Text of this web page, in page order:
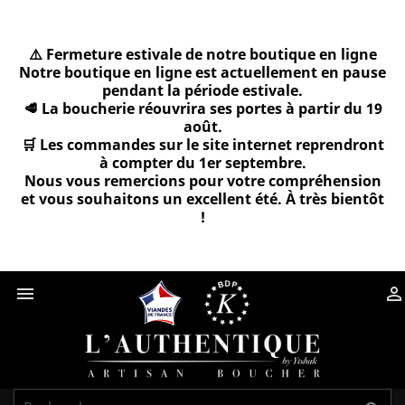
⚠️ Fermeture estivale de notre boutique en ligne
Notre boutique en ligne est actuellement en pause
pendant la période estivale.
🥩 La boucherie réouvrira ses portes à partir du 19
août.
🛒 Les commandes sur le site internet reprendront
à compter du 1er septembre.
Nous vous remercions pour votre compréhension
et vous souhaitons un excellent été. À très bientôt
!
 